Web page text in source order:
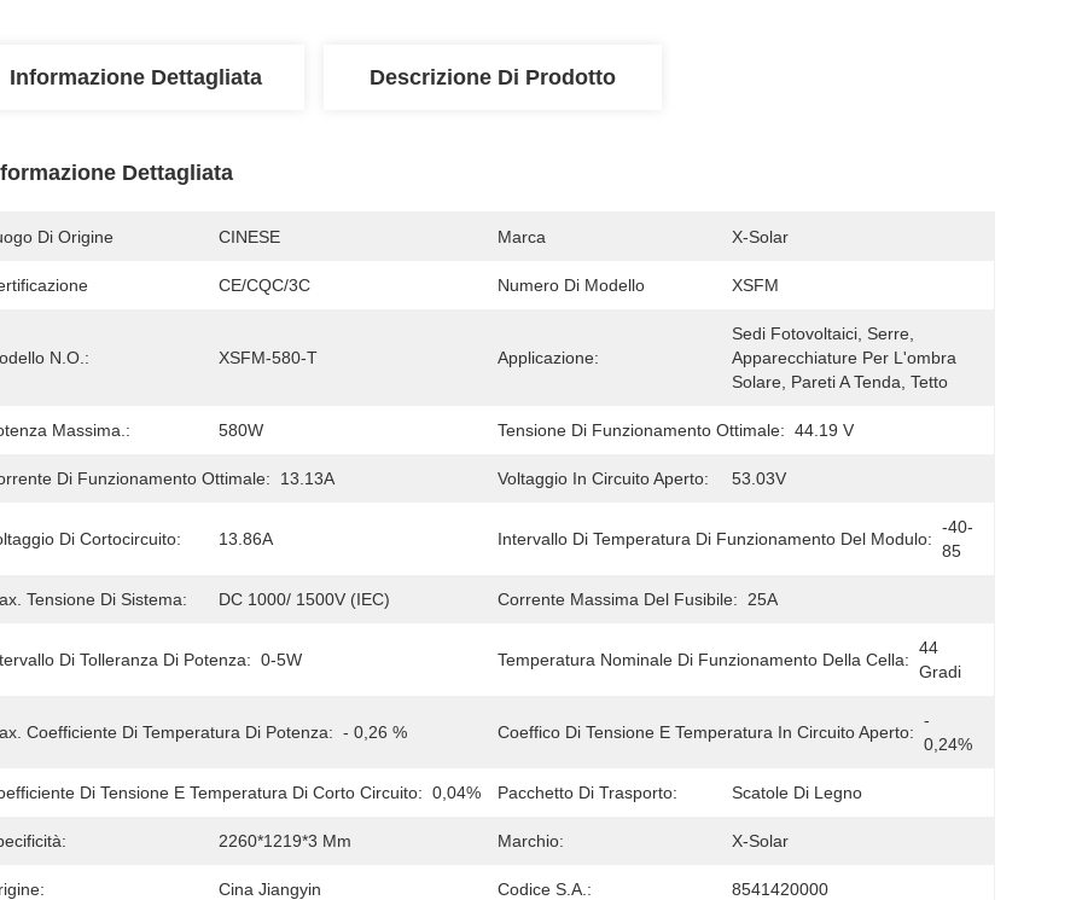
Informazione Dettagliata Descrizione Di Prodotto
Dettagliata
Di Origine CINESE Marca X-Solar
CE/CQC/3C Numero Di Modello XSFM
N.O.: XSFM-580-T Applicazione:
Sedi Fotovoltaici, Serre,
Apparecchiature Per L'ombra
Solare, Pareti A Tenda, Tetto
Massima.: 580W Tensione Di Funzionamento Ottimale: 44.19 V
Di Funzionamento Ottimale: 13.13A Voltaggio In Circuito Aperto: 53.03V
Di Cortocircuito: 13.86A Intervallo Di Temperatura Di Funzionamento Del Modulo:
-40-
85
Tensione Di Sistema: DC 1000/ 1500V (IEC) Corrente Massima Del Fusibile: 25A
Di Tolleranza Di Potenza: 0-5W Temperatura Nominale Di Funzionamento Della Cella:
44
Gradi
Coefficiente Di Temperatura Di Potenza: - 0,26 % Coeffico Di Tensione E Temperatura In Circuito Aperto:
-
0,24%
Di Tensione E Temperatura Di Corto Circuito: 0,04% Pacchetto Di Trasporto: Scatole Di Legno
2260*1219*3 Mm Marchio: X-Solar
Cina Jiangyin Codice S.A.: 8541420000